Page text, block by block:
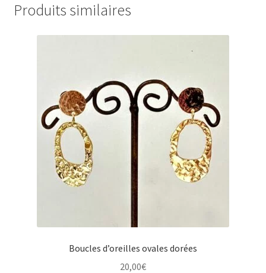
Produits similaires
Boucles d’oreilles ovales dorées
20,00€